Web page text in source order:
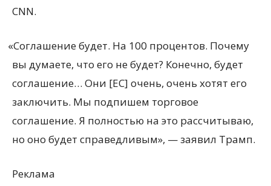
CNN.
«Соглашение будет. На 100 процентов. Почему
вы думаете, что его не будет? Конечно, будет
соглашение… Они [ЕС] очень, очень хотят его
заключить. Мы подпишем торговое
соглашение. Я полностью на это рассчитываю,
но оно будет справедливым», — заявил Трамп.
Реклама